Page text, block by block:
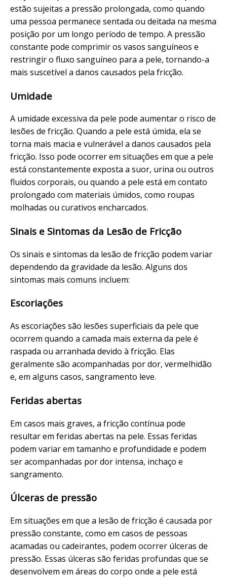
estão sujeitas a pressão prolongada, como quando
uma pessoa permanece sentada ou deitada na mesma
posição por um longo período de tempo. A pressão
constante pode comprimir os vasos sanguíneos e
restringir o fluxo sanguíneo para a pele, tornando-a
mais suscetível a danos causados pela fricção.
Umidade
A umidade excessiva da pele pode aumentar o risco de
lesões de fricção. Quando a pele está úmida, ela se
torna mais macia e vulnerável a danos causados pela
fricção. Isso pode ocorrer em situações em que a pele
está constantemente exposta a suor, urina ou outros
fluidos corporais, ou quando a pele está em contato
prolongado com materiais úmidos, como roupas
molhadas ou curativos encharcados.
Sinais e Sintomas da Lesão de Fricção
Os sinais e sintomas da lesão de fricção podem variar
dependendo da gravidade da lesão. Alguns dos
sintomas mais comuns incluem:
Escoriações
As escoriações são lesões superficiais da pele que
ocorrem quando a camada mais externa da pele é
raspada ou arranhada devido à fricção. Elas
geralmente são acompanhadas por dor, vermelhidão
e, em alguns casos, sangramento leve.
Feridas abertas
Em casos mais graves, a fricção contínua pode
resultar em feridas abertas na pele. Essas feridas
podem variar em tamanho e profundidade e podem
ser acompanhadas por dor intensa, inchaço e
sangramento.
Úlceras de pressão
Em situações em que a lesão de fricção é causada por
pressão constante, como em casos de pessoas
acamadas ou cadeirantes, podem ocorrer úlceras de
pressão. Essas úlceras são feridas profundas que se
desenvolvem em áreas do corpo onde a pele está